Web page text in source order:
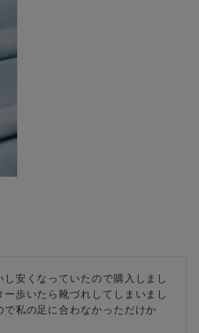
安くなっていたので購入しまし
歩いたら靴づれしてしまいまし
私の足に合わなかっただけか